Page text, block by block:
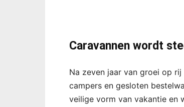
Caravannen wordt
Na zeven jaar van groei op
campers en gesloten
veilige vorm van vakantie en